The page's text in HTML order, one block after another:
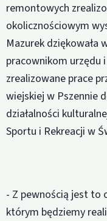
remontowych
okolicznościowym
Mazurek dziękowała
pracownikom urzędu
zrealizowane prace
wiejskiej w Pszennie
działalności
Sportu i Rekreacji w
- Z pewnością jest to
którym będziemy